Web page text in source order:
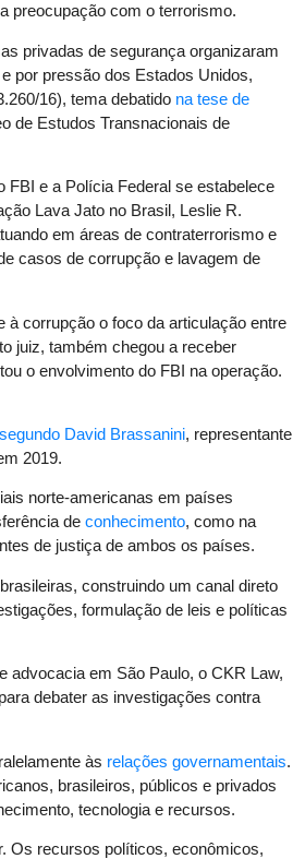
preocupação com o terrorismo.
privadas de segurança organizaram
por pressão dos Estados Unidos,
16), tema debatido na tese de
de Estudos Transnacionais de
FBI e a Polícia Federal se estabelece
Lava Jato no Brasil, Leslie R.
em áreas de contraterrorismo e
casos de corrupção e lavagem de
à corrupção o foco da articulação entre
juiz, também chegou a receber
o envolvimento do FBI na operação.
segundo David Brassanini, representante
2019.
norte-americanas em países
de conhecimento, como na
de justiça de ambos os países.
construindo um canal direto
formulação de leis e políticas
advocacia em São Paulo, o CKR Law,
debater as investigações contra
às relações governamentais.
brasileiros, públicos e privados
tecnologia e recursos.
Os recursos políticos, econômicos,